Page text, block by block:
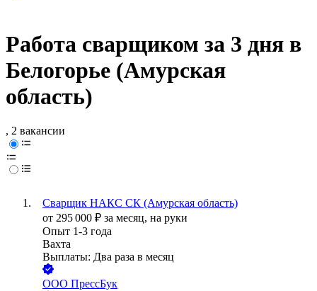
Работа сварщиком за 3 дня в
Белогорье (Амурская
область)
, 2 вакансии
Сварщик НАКС СК (Амурская область)
от 295 000 ₽ за месяц, на руки
Опыт 1-3 года
Вахта
Выплаты: Два раза в месяц
ООО ПрессБук